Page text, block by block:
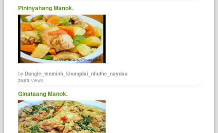
Pininyahang Manok.
byDangle_tenminh_khongdai_nhuthe_naydau
2593 views
Ginataang Manok.